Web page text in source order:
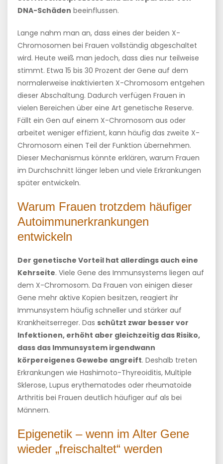
DNA-Schäden beeinflussen.
Lange nahm man an, dass eines der beiden X-
Chromosomen bei Frauen vollständig abgeschaltet
wird. Heute weiß man jedoch, dass dies nur teilweise
stimmt. Etwa 15 bis 30 Prozent der Gene auf dem
normalerweise inaktivierten X-Chromosom entgehen
dieser Abschaltung. Dadurch verfügen Frauen in
vielen Bereichen über eine Art genetische Reserve.
Fällt ein Gen auf einem X-Chromosom aus oder
arbeitet weniger effizient, kann häufig das zweite X-
Chromosom einen Teil der Funktion übernehmen.
Dieser Mechanismus könnte erklären, warum Frauen
im Durchschnitt länger leben und viele Erkrankungen
später entwickeln.
Warum Frauen trotzdem häufiger
Autoimmunerkrankungen
entwickeln
Der genetische Vorteil hat allerdings auch eine
Kehrseite. Viele Gene des Immunsystems liegen auf
dem X-Chromosom. Da Frauen von einigen dieser
Gene mehr aktive Kopien besitzen, reagiert ihr
Immunsystem häufig schneller und stärker auf
Krankheitserreger. Das schützt zwar besser vor
Infektionen, erhöht aber gleichzeitig das Risiko,
dass das Immunsystem irgendwann
körpereigenes Gewebe angreift. Deshalb treten
Erkrankungen wie Hashimoto-Thyreoiditis, Multiple
Sklerose, Lupus erythematodes oder rheumatoide
Arthritis bei Frauen deutlich häufiger auf als bei
Männern.
Epigenetik – wenn im Alter Gene
wieder „freischaltet“ werden